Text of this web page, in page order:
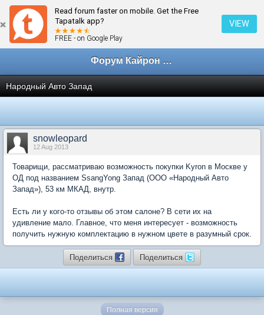
Read forum faster on mobile. Get the Free
Tapatalk app?
FREE - on Google Play
VIEW
← Выбор, сравнение, покупка
Форум Кайрон клана
Народный Авто Запад
snowleopard
12 Aug 2013
Товарищи, рассматриваю возможность покупки Kyron в Москве у
ОД под названием SsangYong Запад (ООО «Народный Авто
Запад»), 53 км МКАД, внутр.
Есть ли у кого-то отзывы об этом салоне? В сети их на
удивление мало. Главное, что меня интересует - возможность
получить нужную комплектацию в нужном цвете в разумный срок.
Поделиться Поделиться
Полная версия